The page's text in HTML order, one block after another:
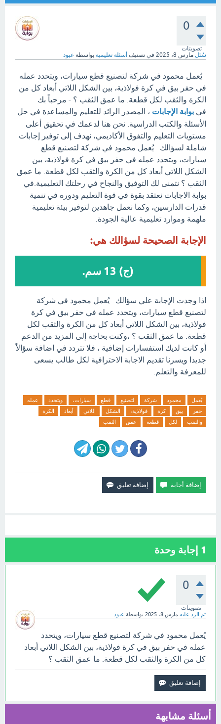
0
تصويتات
سُئل مارس 8، 2025 في تصنيف أسئلة تعليمية بواسطة عبود
يُعمل محمود في شركة لتصنيع قطع سيارات، ويتحدد عمله
في حفر بيق في كرة فولاذية، بين الشكل اللاتي أبعاد كل من
الكرة والثقب لكل قطعة. ما عمق الثقب ؟ - مرحباً بك
في بوابة الإجابات ، المصدر الرائد للتعليم والمساعدة في حل
الأسئلة والكتب الدراسية. نحن هنا لدعمك في تحقيق أعلى
مستويات التعليم والتفوق الأكاديمي، نهدف إلى توفير إجابات
شاملة لسؤالك يُعمل محمود في شركة لتصنيع قطع
سيارات، ويتحدد عمله في حفر بيق في كرة فولاذية، بين
الشكل اللاتي أبعاد كل من الكرة والثقب لكل قطعة. ما عمق
الثقب ؟ نتمنى لك التوفيق والنجاح في رحلتك التعليمية.في
بوابة الاجابات نعتقد بقوة في قوة التعليم ودوره في تنمية
قدرات الدارسين، وكما نعمل جاهدين لتوفير بيئة تعليمية
ملهمة وموارد تعليمية عالية الجودة.
الإجابة الصحيحة لسؤالك هي:
(ج) 13 سم.
اذا وجدت الإجابة علي سؤالك يُعمل محمود في شركة
لتصنيع قطع سيارات، ويتحدد عمله في حفر بيق في كرة
فولاذية، بين الشكل اللاتي أبعاد كل من الكرة والثقب لكل
قطعة. ما عمق الثقب ؟ ،وكنت بحاجة إلى المزيد من الدعم
أو كانت لديك استفسارات إضافية ، فلا تتردد في اضافة سؤالاً
جديدا ويسرنا تقديم الاجابة الاحترافية لكل طالب يسعى
للمعرفة والتعلم.
يُعمل محمود شركة لتصنيع قطع سيارات، ويتحدد
عمله
حفر
بيق كرة فولاذية، الشكل اللاتي أبعاد
الكرة
والثقب
لكل قطعة عمق الثقب
1 إجابة وحدة
0
تصويتات
تم الرد عليه مارس 8، 2025 بواسطة عبود
يُعمل محمود في شركة لتصنيع قطع سيارات، ويتحدد
عمله في حفر بيق في كرة فولاذية، بين الشكل اللاتي أبعاد
كل من الكرة والثقب لكل قطعة. ما عمق الثقب ؟
أسئلة مشابهة